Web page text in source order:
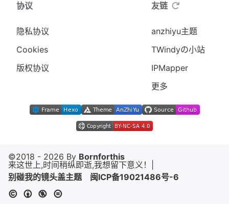
协议
隐私协议
Cookies
版权协议
友链
anzhiyu主题
TWindyの小站
IPMapper
更多
©2018 - 2026 By Bornforthis
来这世上,时间稍纵即逝,我想留下意义！
别碰我的镜头盖主题
闽ICP备19021486号-6